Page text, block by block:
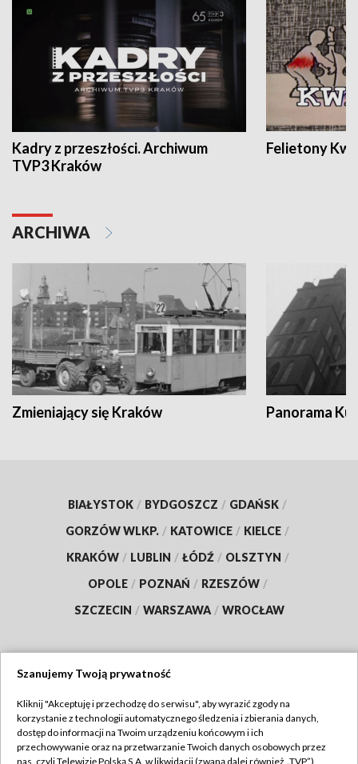
Kadry z przeszłości. Archiwum
TVP3 Kraków
Felietony
ARCHIWA
Zmieniający się Kraków Panorama
BIAŁYSTOK / BYDGOSZCZ / GDAŃSK /
GORZÓW WLKP. / KATOWICE / KIELCE /
KRAKÓW / LUBLIN / ŁÓDŹ / OLSZTYN /
OPOLE / POZNAŃ / RZESZÓW /
SZCZECIN / WARSZAWA / WROCŁAW
TVP
Abonament TVP
Regulamin TVP
Szanujemy Twoją prywatność
Kliknij "Akceptuję i przechodzę do serwisu", aby wyrazić zgody na
korzystanie z technologii automatycznego śledzenia i zbierania danych,
dostęp do informacji na Twoim urządzeniu końcowym i ich
przechowywanie oraz na przetwarzanie Twoich danych osobowych przez
nas, czyli Telewizję Polską S.A. w likwidacji (zwaną dalej również „TVP”),